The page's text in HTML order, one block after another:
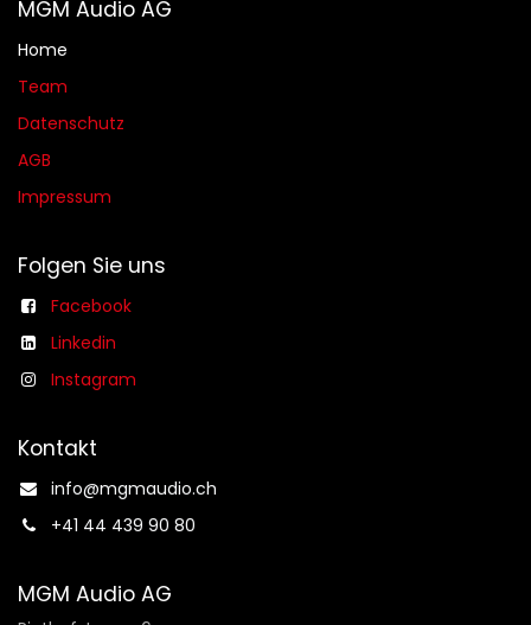
MGM Audio AG
Home
Team
Datenschutz
AGB​​
Impressum
Folgen Sie uns
Facebook
Linkedin
Instagram
Kontakt
info@mgmaudio.ch​
+41 44 439 90 80
MGM Audio AG